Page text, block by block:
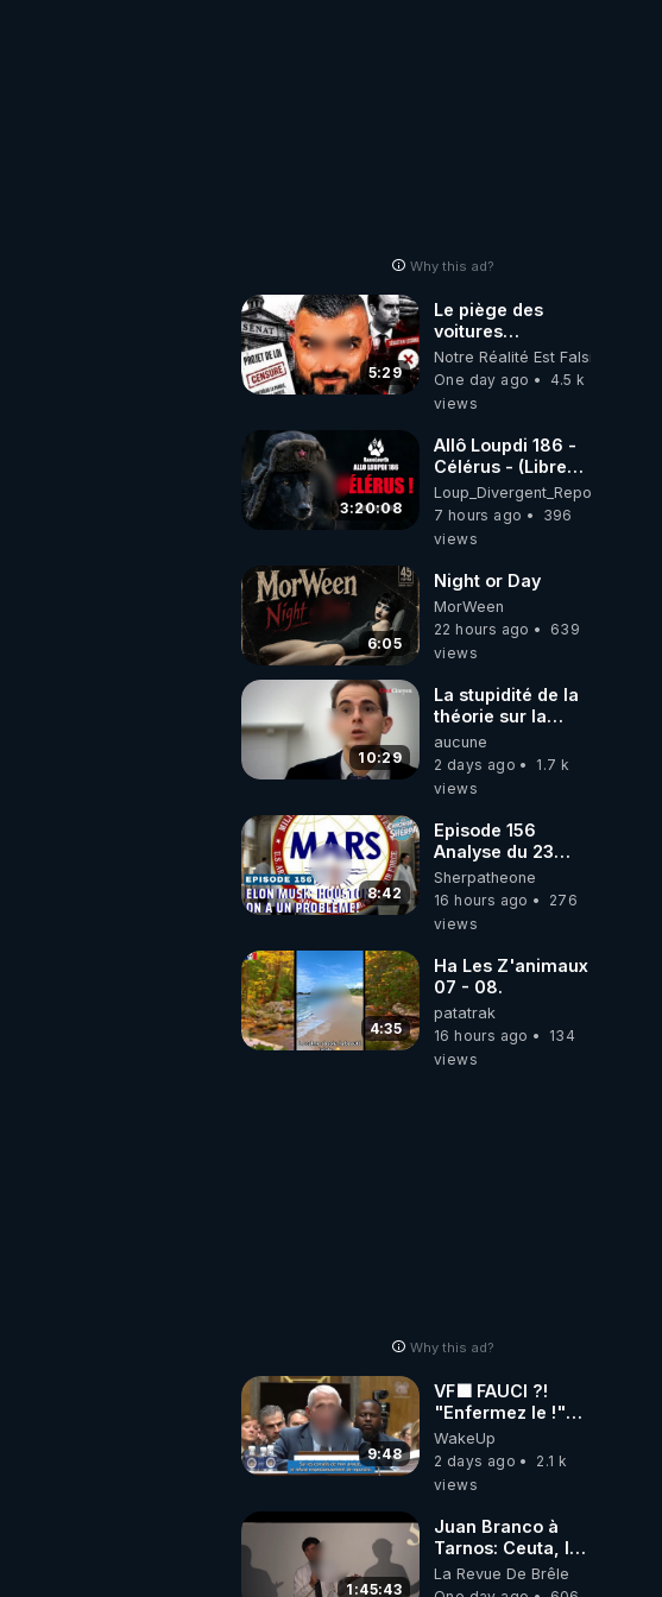
Why this ad?
5:29
Le piège des
voitures
électriques se
referme sur les
usagers !
Notre Réalité Est Falsifiée Et
One day ago
4.5 k
views
3:20:08
Allô Loupdi 186 -
Célérus - (Libre
Antenne) - Loup
Divergent
2026.08.06
Loup_Divergent_Reposts
7 hours ago
396
views
6:05
Night or Day
MorWeen
22 hours ago
639
views
10:29
La stupidité de la
théorie sur la
responsabilité de
l’homme
concernant le
carbone.
aucune
2 days ago
1.7 k
views
8:42
Episode 156
Analyse du 23
février 2025 Elon
Musk : Houston ,
on a un problème
Sherpatheone
16 hours ago
276
views
4:35
Ha Les Z'animaux
07 - 08.
patatrak
16 hours ago
134
views
Why this ad?
9:48
VF🟩 FAUCI ?!
"Enfermez le !"
(Lock him up!) -
Quartz Traduction
WakeUp
2 days ago
2.1 k
views
1:45:43
Juan Branco à
Tarnos: Ceuta, le
narcotrafic et le
pouvoir en France
La Revue De Brêle